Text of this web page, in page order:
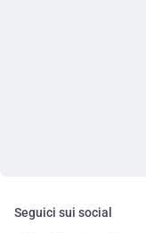
Seguici sui social